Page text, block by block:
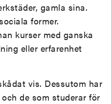
gamla sina.
former.
kurser med ganska
eller erfarenhet
vis. Dessutom har
de som studerar för